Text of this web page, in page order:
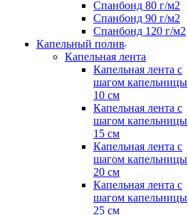
Спанбонд 80 г/м2
Спанбонд 90 г/м2
Спанбонд 120 г/м2
Капельный полив
Капельная лента
Капельная лента с
шагом капельницы
10 см
Капельная лента с
шагом капельницы
15 см
Капельная лента с
шагом капельницы
20 см
Капельная лента с
шагом капельницы
25 см